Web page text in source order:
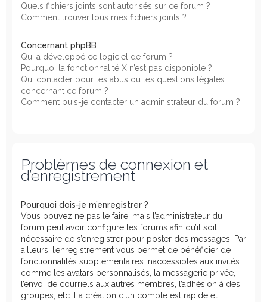
Quels fichiers joints sont autorisés sur ce forum ?
Comment trouver tous mes fichiers joints ?
Concernant phpBB
Qui a développé ce logiciel de forum ?
Pourquoi la fonctionnalité X n’est pas disponible ?
Qui contacter pour les abus ou les questions légales
concernant ce forum ?
Comment puis-je contacter un administrateur du forum ?
Problèmes de connexion et
d’enregistrement
Pourquoi dois-je m’enregistrer ?
Vous pouvez ne pas le faire, mais l’administrateur du
forum peut avoir configuré les forums afin qu’il soit
nécessaire de s’enregistrer pour poster des messages. Par
ailleurs, l’enregistrement vous permet de bénéficier de
fonctionnalités supplémentaires inaccessibles aux invités
comme les avatars personnalisés, la messagerie privée,
l’envoi de courriels aux autres membres, l’adhésion à des
groupes, etc. La création d’un compte est rapide et